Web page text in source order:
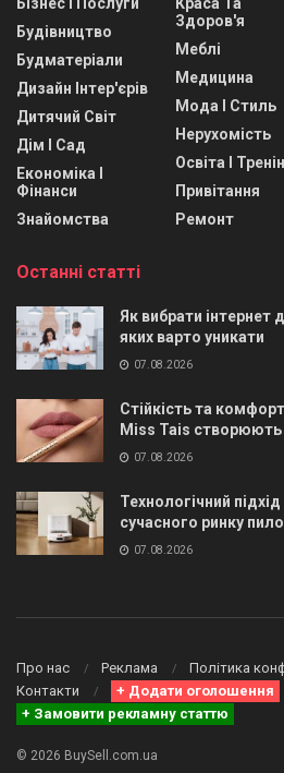
Бізнес І Послуги
Будівництво
Будматеріали
Дизайн Інтер'єрів
Дитячий Світ
Дім І Сад
Економіка І
Фінанси
Знайомства
Краса Та
Здоров'я
Меблі
Медицина
Мода І Стиль
Нерухомість
Освіта І
Привітання
Ремонт
Останні статті
Як вибрати
яких варто уникати
07.08.2026
Стійкість та
Miss Tais створюють
07.08.2026
Технологічний
сучасного ринку
07.08.2026
Про нас Реклама
Політика
Контакти
+ Додати оголошення
+ Замовити рекламну статтю
© 2026 BuySell.com.ua